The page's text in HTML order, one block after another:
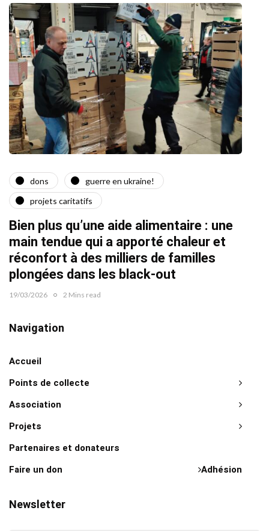
dons
guerre en ukraine!
projets caritatifs
Bien plus qu’une aide alimentaire : une
main tendue qui a apporté chaleur et
réconfort à des milliers de familles
plongées dans les black-out
19/03/2026 2 Mins read
Navigation
Accueil
Points de collecte
Association
Projets
Partenaires et donateurs
Adhésion
Faire un don
Newsletter